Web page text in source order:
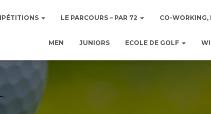
LE PARCOURS – PAR 72 CO-WORKING,
MEN JUNIORS ECOLE DE GOLF